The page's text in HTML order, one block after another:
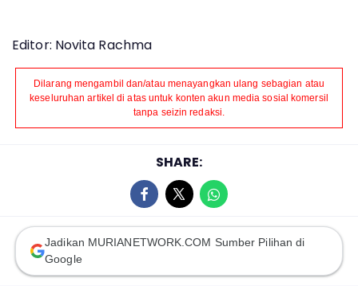
Editor: Novita Rachma
Dilarang mengambil dan/atau menayangkan ulang sebagian atau
keseluruhan artikel di atas untuk konten akun media sosial komersil
tanpa seizin redaksi.
SHARE:
Jadikan MURIANETWORK.COM Sumber Pilihan di
Google